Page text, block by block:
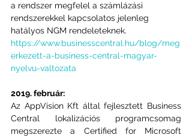
a rendszer megfelel a számlázási
rendszerekkel kapcsolatos jelenleg
hatályos NGM rendeleteknek.
https://www.businesscentral.hu/blog/meg
erkezett-a-business-central-magyar-
nyelvu-valtozata
2019. február:
Az AppVision Kft által fejlesztett Business
Central lokalizációs programcsomag
megszerezte a Certified for Microsoft